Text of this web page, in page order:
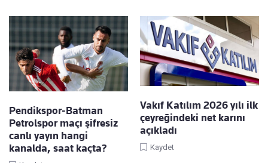
Pendikspor-Batman
Petrolspor maçı şifresiz
canlı yayın hangi
kanalda, saat kaçta?
Vakıf Katılım 2026 yılı ilk
çeyreğindeki net karını
açıkladı
Kaydet